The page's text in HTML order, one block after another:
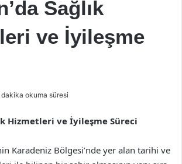
Sağlık
ve İyileşme
okuma süresi
Hizmetleri ve İyileşme Süreci
Karadeniz Bölgesi’nde yer alan tarihi ve